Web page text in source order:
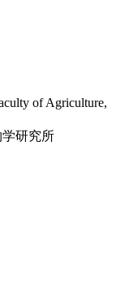
of Agriculture,
研究所